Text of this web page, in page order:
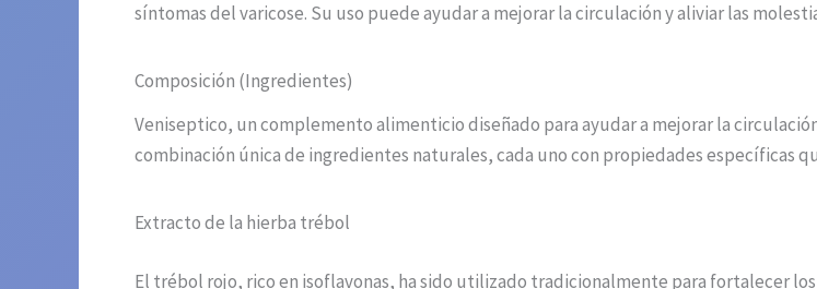
síntomas del varicose. Su uso puede ayudar a mejorar la circulación y aliviar las
Composición (Ingredientes)
Veniseptico, un complemento alimenticio diseñado para ayudar a mejorar la
combinación única de ingredientes naturales, cada uno con propiedades específicas
Extracto de la hierba trébol
El trébol rojo, rico en isoflavonas, ha sido utilizado tradicionalmente para fortalecer